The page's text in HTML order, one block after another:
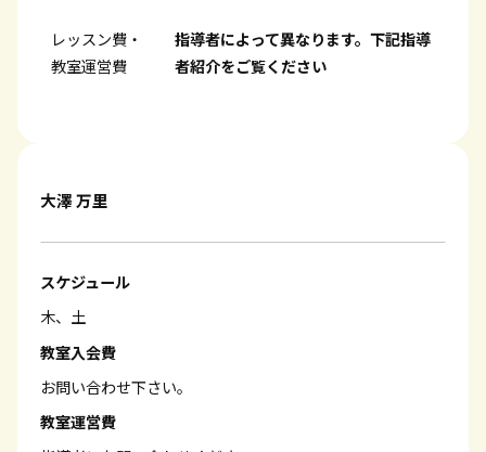
レッスン費・
教室運営費
指導者によって異なります。下記指導
者紹介をご覧ください
大澤 万里
スケジュール
木、土
教室入会費
お問い合わせ下さい。
教室運営費